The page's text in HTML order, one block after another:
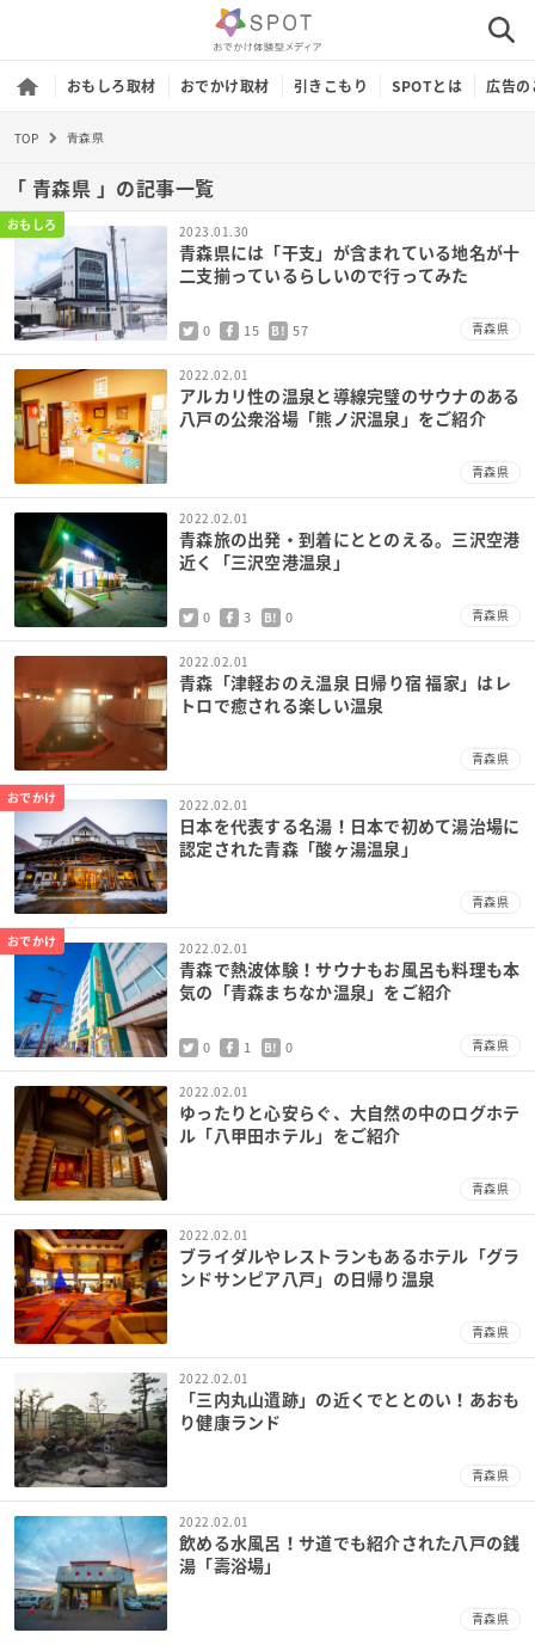
おもしろ取材 おでかけ取材 引きこもり SPOTとは 広告
TOP 青森県
「 青森県 」の記事一覧
おもしろ 2023.01.30
青森県には「干支」が含まれている地名が十
二支揃っているらしいので行ってみた
0 15 B! 57 青森県
2022.02.01
アルカリ性の温泉と導線完璧のサウナのある
八戸の公衆浴場「熊ノ沢温泉」をご紹介
青森県
2022.02.01
青森旅の出発・到着にととのえる。三沢空港
近く「三沢空港温泉」
0 3 B! 0 青森県
2022.02.01
青森「津軽おのえ温泉 日帰り宿 福家」はレ
トロで癒される楽しい温泉
青森県
おでかけ 2022.02.01
日本を代表する名湯！日本で初めて湯治場に
認定された青森「酸ヶ湯温泉」
青森県
おでかけ 2022.02.01
青森で熱波体験！サウナもお風呂も料理も本
気の「青森まちなか温泉」をご紹介
0 1 B! 0 青森県
2022.02.01
ゆったりと心安らぐ、大自然の中のログホテ
ル「八甲田ホテル」をご紹介
青森県
2022.02.01
ブライダルやレストランもあるホテル「グラ
ンドサンピア八戸」の日帰り温泉
青森県
2022.02.01
「三内丸山遺跡」の近くでととのい！あおも
り健康ランド
青森県
2022.02.01
飲める水風呂！サ道でも紹介された八戸の銭
湯「壽浴場」
青森県